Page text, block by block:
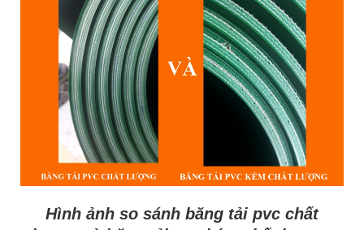
Hình ảnh so sánh băng tải pvc chất